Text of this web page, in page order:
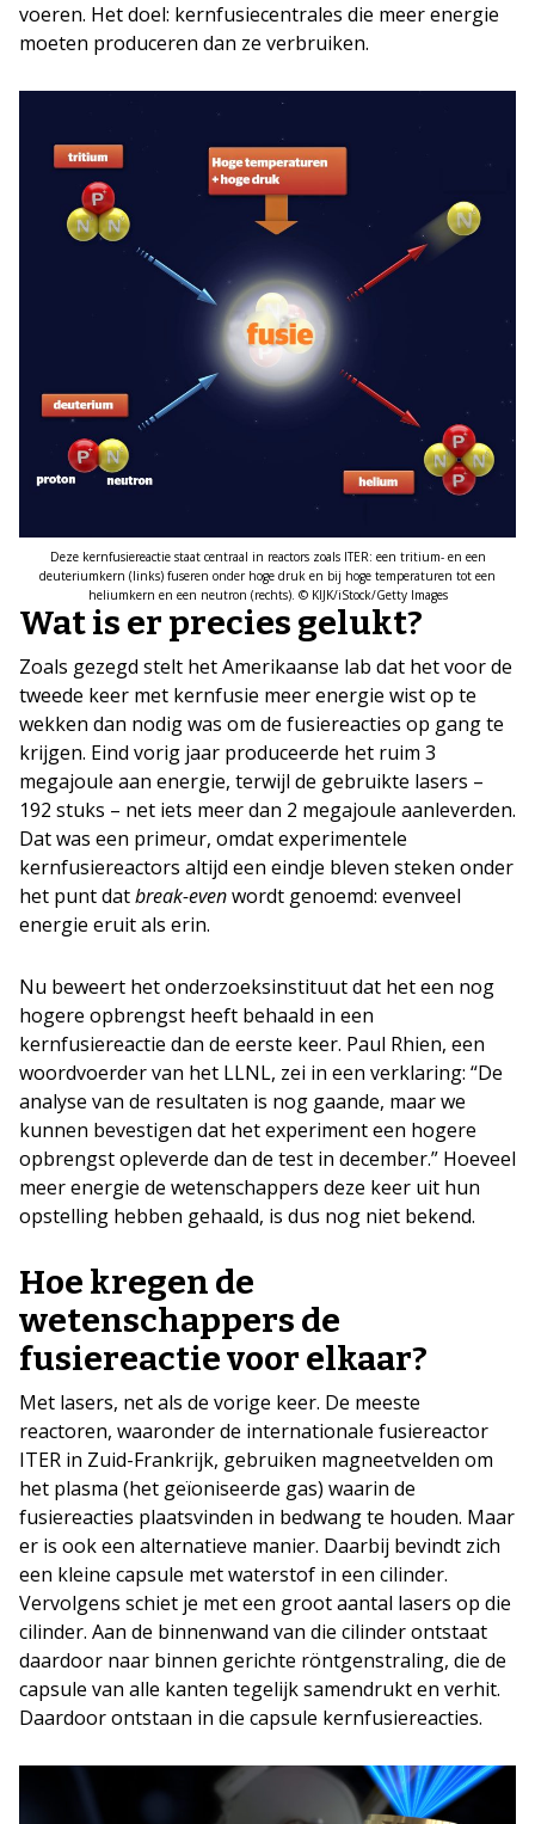
voeren. Het doel: kernfusiecentrales die meer energie
moeten produceren dan ze verbruiken.
Deze kernfusiereactie staat centraal in reactors zoals ITER: een tritium- en een
deuteriumkern (links) fuseren onder hoge druk en bij hoge temperaturen tot een
heliumkern en een neutron (rechts). © KIJK/iStock/Getty Images
Wat is er precies gelukt?
Zoals gezegd stelt het Amerikaanse lab dat het voor de
tweede keer met kernfusie meer energie wist op te
wekken dan nodig was om de fusiereacties op gang te
krijgen. Eind vorig jaar produceerde het ruim 3
megajoule aan energie, terwijl de gebruikte lasers –
192 stuks – net iets meer dan 2 megajoule aanleverden.
Dat was een primeur, omdat experimentele
kernfusiereactors altijd een eindje bleven steken onder
het punt datbreak-evenwordt genoemd: evenveel
energie eruit als erin.
Nu beweert het onderzoeksinstituut dat het een nog
hogere opbrengst heeft behaald in een
kernfusiereactie dan de eerste keer. Paul Rhien, een
woordvoerder van het LLNL, zei in een verklaring: “De
analyse van de resultaten is nog gaande, maar we
kunnen bevestigen dat het experiment een hogere
opbrengst opleverde dan de test in december.” Hoeveel
meer energie de wetenschappers deze keer uit hun
opstelling hebben gehaald, is dus nog niet bekend.
Hoe kregen de
wetenschappers de
fusiereactie voor elkaar?
Met lasers, net als de vorige keer. De meeste
reactoren, waaronder de internationale fusiereactor
ITER in Zuid-Frankrijk, gebruiken magneetvelden om
het plasma (het geïoniseerde gas) waarin de
fusiereacties plaatsvinden in bedwang te houden. Maar
er is ook een alternatieve manier. Daarbij bevindt zich
een kleine capsule met waterstof in een cilinder.
Vervolgens schiet je met een groot aantal lasers op die
cilinder. Aan de binnenwand van die cilinder ontstaat
daardoor naar binnen gerichte röntgenstraling, die de
capsule van alle kanten tegelijk samendrukt en verhit.
Daardoor ontstaan in die capsule kernfusiereacties.